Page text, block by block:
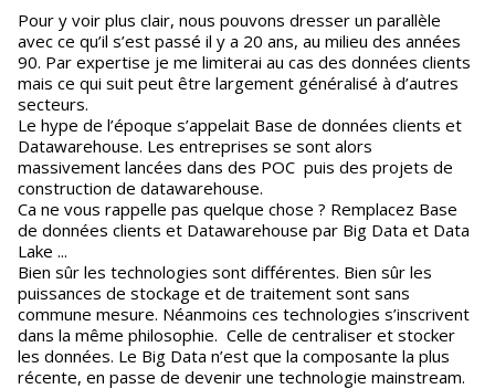
Pour y voir plus clair, nous pouvons dresser un parallèle
avec ce qu’il s’est passé il y a 20 ans, au milieu des années
90. Par expertise je me limiterai au cas des données clients
mais ce qui suit peut être largement généralisé à d’autres
secteurs.
Le hype de l’époque s’appelait Base de données clients et
Datawarehouse. Les entreprises se sont alors
massivement lancées dans des POC puis des projets de
construction de datawarehouse.
Ca ne vous rappelle pas quelque chose ? Remplacez Base
de données clients et Datawarehouse par Big Data et Data
Lake ...
Bien sûr les technologies sont différentes. Bien sûr les
puissances de stockage et de traitement sont sans
commune mesure. Néanmoins ces technologies s’inscrivent
dans la même philosophie. Celle de centraliser et stocker
les données. Le Big Data n’est que la composante la plus
récente, en passe de devenir une technologie mainstream.